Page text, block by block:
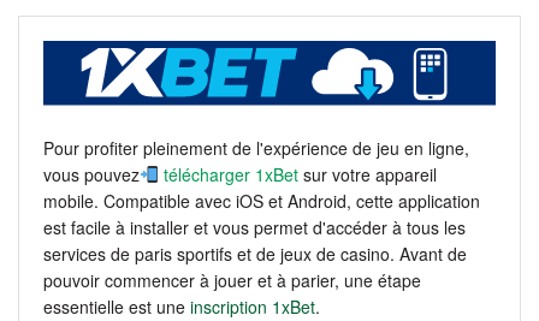
Pour profiter pleinement de l'expérience de jeu en ligne,
vous pouvez
télécharger 1xBet sur votre appareil
mobile. Compatible avec iOS et Android, cette application
est facile à installer et vous permet d'accéder à tous les
services de paris sportifs et de jeux de casino. Avant de
pouvoir commencer à jouer et à parier, une étape
essentielle est une inscription 1xBet.